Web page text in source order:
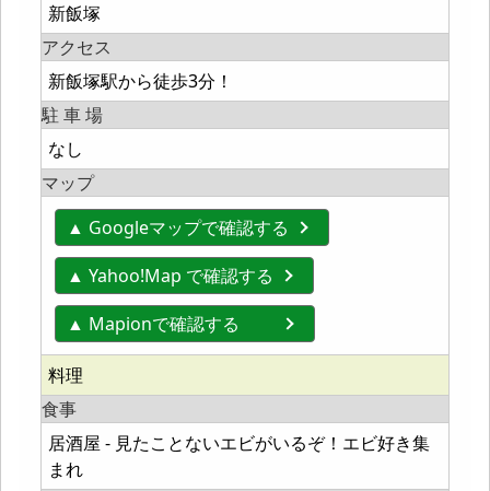
新飯塚
アクセス
新飯塚駅から徒歩3分！
駐 車 場
なし
マップ
▲ Googleマップで確認する
▲ Yahoo!Map で確認する
▲ Mapionで確認する
料理
食事
居酒屋 - 見たことないエビがいるぞ！エビ好き集
まれ